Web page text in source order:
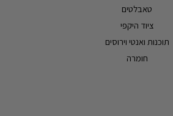
טאבלטים
ציוד היקפי
תוכנות ואנטי וירוסים
חומרה